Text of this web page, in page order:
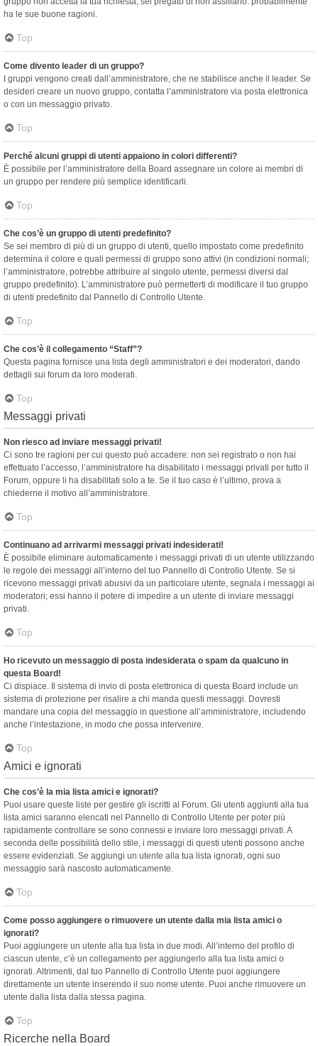
ha le sue buone ragioni.
Top
Come divento leader di un gruppo?
I gruppi vengono creati dall’amministratore, che ne stabilisce anche il leader. Se
desideri creare un nuovo gruppo, contatta l’amministratore via posta elettronica
o con un messaggio privato.
Top
Perché alcuni gruppi di utenti appaiono in colori differenti?
È possibile per l’amministratore della Board assegnare un colore ai membri di
un gruppo per rendere più semplice identificarli.
Top
Che cos’è un gruppo di utenti predefinito?
Se sei membro di più di un gruppo di utenti, quello impostato come predefinito
determina il colore e quali permessi di gruppo sono attivi (in condizioni normali;
l’amministratore, potrebbe attribuire al singolo utente, permessi diversi dal
gruppo predefinito). L’amministratore può permetterti di modificare il tuo gruppo
di utenti predefinito dal Pannello di Controllo Utente.
Top
Che cos’è il collegamento “Staff”?
Questa pagina fornisce una lista degli amministratori e dei moderatori, dando
dettagli sui forum da loro moderati.
Top
Messaggi privati
Non riesco ad inviare messaggi privati!
Ci sono tre ragioni per cui questo può accadere: non sei registrato o non hai
effettuato l’accesso, l’amministratore ha disabilitato i messaggi privati per tutto il
Forum, oppure li ha disabilitati solo a te. Se il tuo caso è l’ultimo, prova a
chiederne il motivo all’amministratore.
Top
Continuano ad arrivarmi messaggi privati indesiderati!
È possibile eliminare automaticamente i messaggi privati ​​di un utente utilizzando
le regole dei messaggi all’interno del tuo Pannello di Controllo Utente. Se si
ricevono messaggi privati ​​abusivi da un particolare utente, segnala i messaggi ai
moderatori; essi hanno il potere di impedire a un utente di inviare messaggi
privati​​.
Top
Ho ricevuto un messaggio di posta indesiderata o spam da qualcuno in
questa Board!
Ci dispiace. Il sistema di invio di posta elettronica di questa Board include un
sistema di protezione per risalire a chi manda questi messaggi. Dovresti
mandare una copia del messaggio in questione all’amministratore, includendo
anche l’intestazione, in modo che possa intervenire.
Top
Amici e ignorati
Che cos’è la mia lista amici e ignorati?
Puoi usare queste liste per gestire gli iscritti al Forum. Gli utenti aggiunti alla tua
lista amici saranno elencati nel Pannello di Controllo Utente per poter più
rapidamente controllare se sono connessi e inviare loro messaggi privati. A
seconda delle possibilità dello stile, i messaggi di questi utenti possono anche
essere evidenziati. Se aggiungi un utente alla tua lista ignorati, ogni suo
messaggio sarà nascosto automaticamente.
Top
Come posso aggiungere o rimuovere un utente dalla mia lista amici o
ignorati?
Puoi aggiungere un utente alla tua lista in due modi. All’interno del profilo di
ciascun utente, c’è un collegamento per aggiungerlo alla tua lista amici o
ignorati. Altrimenti, dal tuo Pannello di Controllo Utente puoi aggiungere
direttamente un utente inserendo il suo nome utente. Puoi anche rimuovere un
utente dalla lista dalla stessa pagina.
Top
Ricerche nella Board